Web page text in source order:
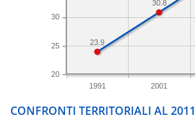
1991 2001
20
25
30
30.8
23.9
CONFRONTI TERRITORIALI AL 2011